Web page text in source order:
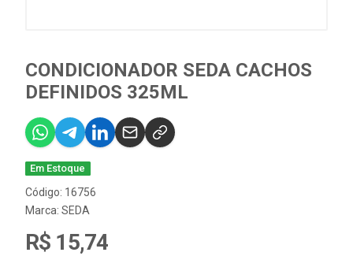
CONDICIONADOR SEDA CACHOS
DEFINIDOS 325ML
Em Estoque
Código: 16756
Marca: SEDA
R$ 15,74